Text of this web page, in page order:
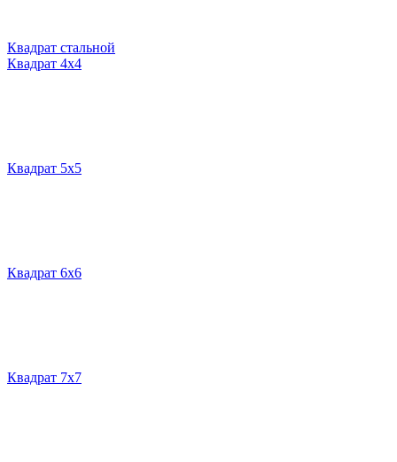
Квадрат стальной
Квадрат 4х4
Квадрат 5х5
Квадрат 6х6
Квадрат 7х7